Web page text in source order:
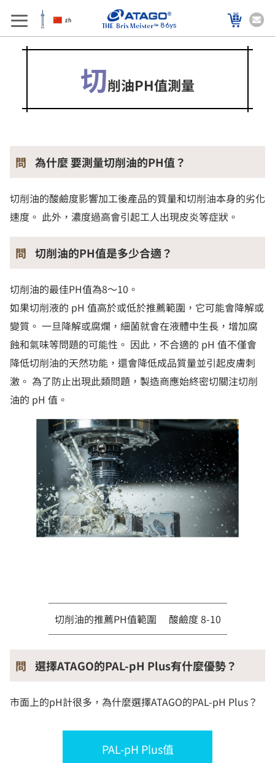
86ys
切削油PH值測量
問 為什麼 要測量切削油的PH值？
切削油的酸鹼度影響加工後產品的質量和切削油本身的劣化
速度。 此外，濃度過高會引起工人出現皮炎等症狀。
問 切削油的PH值是多少合適？
切削油的最佳PH值為8～10。
如果切削液的 pH 值高於或低於推薦範圍，它可能會降解或
變質。 一旦降解或腐爛，細菌就會在液體中生長，增加腐
蝕和氣味等問題的可能性。 因此，不合適的 pH 值不僅會
降低切削油的天然功能，還會降低成品質量並引起皮膚刺
激。 為了防止出現此類問題，製造商應始終密切關注切削
油的 pH 值。
切削油的推薦PH值範圍 酸鹼度 8-10
問 選擇ATAGO的PAL-pH Plus有什麼優勢？
市面上的pH計很多，為什麼選擇ATAGO的PAL-pH Plus？
PAL-pH Plus值